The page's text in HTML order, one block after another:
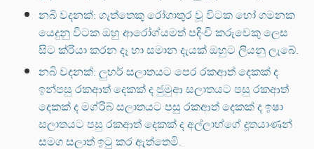
නබි වදනක්: ගැත්තෙකු රෝගාතුර වූ විටක හෝ ගමනක
යෙදුනු විටක ඔහු ආරෝග්යමත් පදිංචි කරුවෙකු ලෙස
සිට ක්රියා කරන දෑ හා සමාන දැයක් ඔහුට ලියනු ලැබේ.
නබි වදනක්: ලුහර් සලාතයට පෙර රකආත් දෙකක් ද
ඉන්පසු රකආත් දෙකක් ද ජුමුආ සලාතයට පසු රකආත්
දෙකක් ද මග්රිබ් සලාතයට පසු රකආත් දෙකක් ද ඉෂා
සලාතයට පසු රකආත් දෙකක් ද අල්ලාහ්ගේ දූතයාණන්
සමග සලාත් ඉටු කර ඇත්තෙමි.